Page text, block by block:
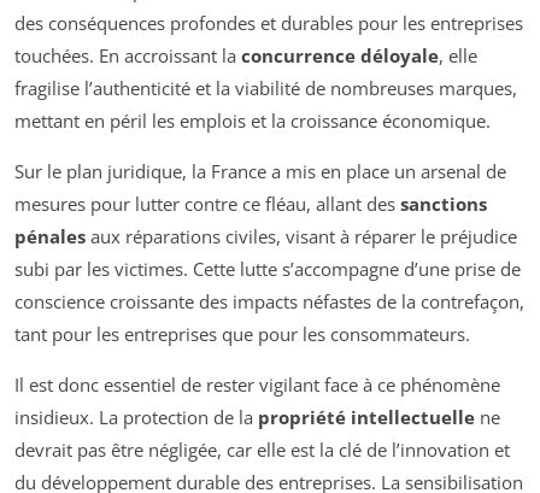
des conséquences profondes et durables pour les entreprises
touchées. En accroissant la concurrence déloyale, elle
fragilise l’authenticité et la viabilité de nombreuses marques,
mettant en péril les emplois et la croissance économique.
Sur le plan juridique, la France a mis en place un arsenal de
mesures pour lutter contre ce fléau, allant des sanctions
pénales aux réparations civiles, visant à réparer le préjudice
subi par les victimes. Cette lutte s’accompagne d’une prise de
conscience croissante des impacts néfastes de la contrefaçon,
tant pour les entreprises que pour les consommateurs.
Il est donc essentiel de rester vigilant face à ce phénomène
insidieux. La protection de la propriété intellectuelle ne
devrait pas être négligée, car elle est la clé de l’innovation et
du développement durable des entreprises. La sensibilisation